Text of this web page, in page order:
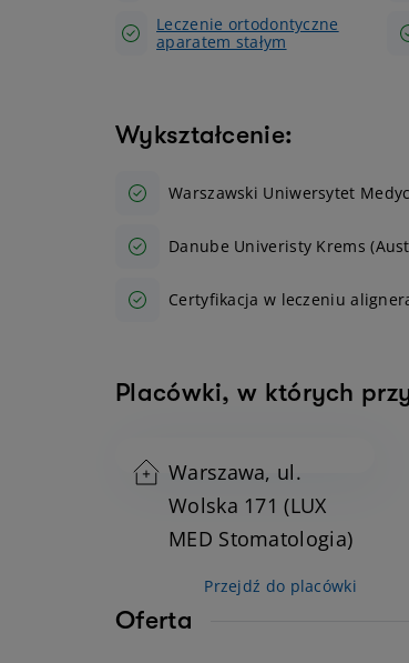
Leczenie ortodontyczne
aparatem stałym
Wykształcenie:
Warszawski Uniwersytet
Danube Univeristy Krems
Certyfikacja w leczeniu
Placówki, w których
Warszawa, ul.
Wolska 171 (LUX
MED Stomatologia)
Przejdź do placówki
Oferta